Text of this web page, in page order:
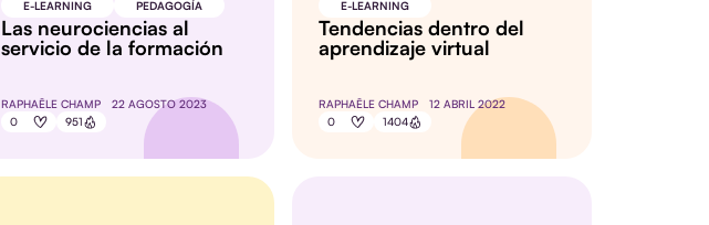
E-LEARNING PEDAGOGÍA
Las neurociencias al
servicio de la formación
RAPHAËLE CHAMP
22 AGOSTO 2023
0
951
E-LEARNING
Tendencias dentro del
aprendizaje virtual
RAPHAËLE CHAMP
12 ABRIL 2022
0
1404